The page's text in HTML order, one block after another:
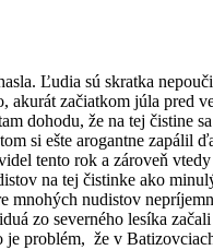
Ľudia sú skratka
začiatkom júla pred
dohodu, že na tej čistine
si ešte arogantne
tento rok a zároveň
na tej čistinke ako
nudistov
zo severného lesíka
problém, že v